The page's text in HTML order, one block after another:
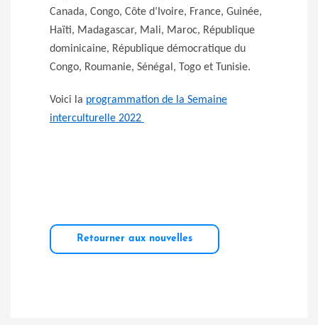
Canada, Congo, Côte d’Ivoire, France, Guinée,
Haïti, Madagascar, Mali, Maroc, République
dominicaine, République démocratique du
Congo, Roumanie, Sénégal, Togo et Tunisie.
Voici la programmation de la Semaine
interculturelle 2022
Retourner aux nouvelles